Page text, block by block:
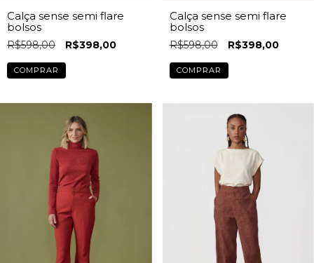
Calça sense semi flare
bolsos
R$598,00 R$398,00
COMPRAR
Calça sense semi flare
bolsos
R$598,00 R$398,00
COMPRAR